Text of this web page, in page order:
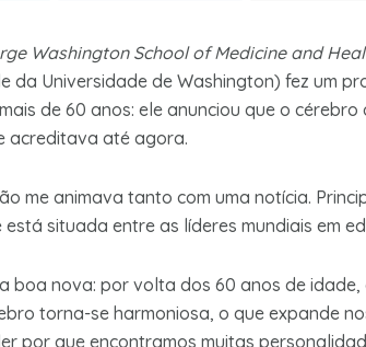
Washington School of Medicine and
da Universidade de Washington) fez um
de 60 anos: ele anunciou que o
acreditava até agora.
me animava tanto com uma notícia.
situada entre as líderes mundiais em
boa nova: por volta dos 60 anos de
torna-se harmoniosa, o que expande
por que encontramos muitas